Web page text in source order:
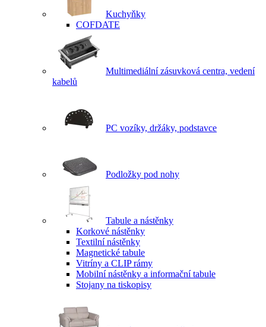
Kuchyňky
COFDATE
Multimediální zásuvková centra, vedení
kabelů
PC vozíky, držáky, podstavce
Podložky pod nohy
Tabule a nástěnky
Korkové nástěnky
Textilní nástěnky
Magnetické tabule
Vitríny a CLIP rámy
Mobilní nástěnky a informační tabule
Stojany na tiskopisy